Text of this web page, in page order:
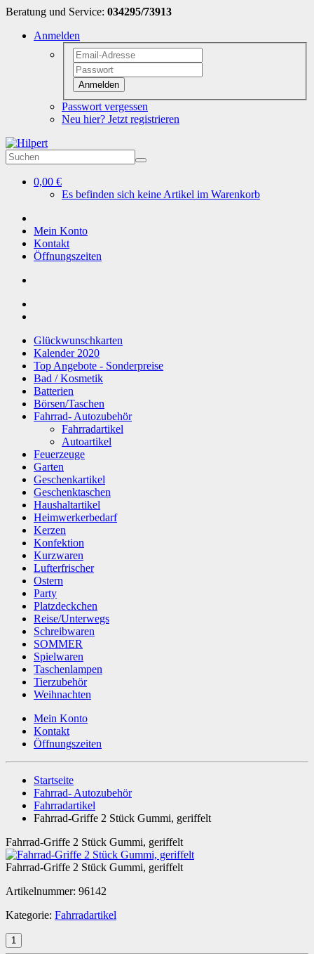
Beratung und Service: 034295/73913
Anmelden
Anmelden
Passwort vergessen
Neu hier? Jetzt registrieren
0,00 €
Es befinden sich keine Artikel im Warenkorb
Mein Konto
Kontakt
Öffnungszeiten
Glückwunschkarten
Kalender 2020
Top Angebote - Sonderpreise
Bad / Kosmetik
Batterien
Börsen/Taschen
Fahrrad- Autozubehör
Fahrradartikel
Autoartikel
Feuerzeuge
Garten
Geschenkartikel
Geschenktaschen
Haushaltartikel
Heimwerkerbedarf
Kerzen
Konfektion
Kurzwaren
Lufterfrischer
Ostern
Party
Platzdeckchen
Reise/Unterwegs
Schreibwaren
SOMMER
Spielwaren
Taschenlampen
Tierzubehör
Weihnachten
Mein Konto
Kontakt
Öffnungszeiten
Startseite
Fahrrad- Autozubehör
Fahrradartikel
Fahrrad-Griffe 2 Stück Gummi, geriffelt
Fahrrad-Griffe 2 Stück Gummi, geriffelt
Fahrrad-Griffe 2 Stück Gummi, geriffelt
Artikelnummer: 96142
Kategorie: Fahrradartikel